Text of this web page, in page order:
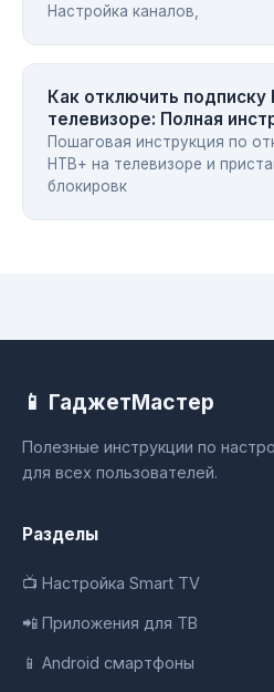
Настройка каналов,
Как отключить подписку
телевизоре: Полная
Пошаговая инструкция по
НТВ+ на телевизоре и
блокировк
📱 ГаджетМастер
Полезные инструкции по
для всех пользователей.
Разделы
📺 Настройка Smart TV
📲 Приложения для ТВ
📱 Android смартфоны